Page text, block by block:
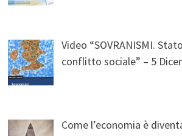
Video “SOVRANISMI.
conflitto sociale” – 5
Come l’economia è